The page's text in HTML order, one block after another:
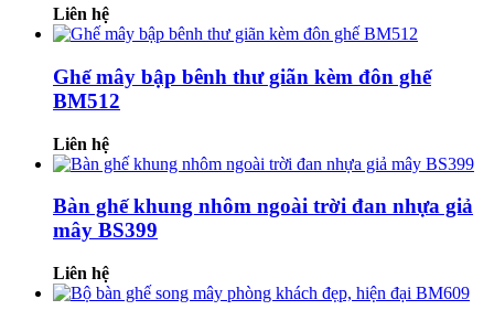
Liên hệ
Ghế mây bập bênh thư giãn kèm đôn ghế
BM512
Liên hệ
Bàn ghế khung nhôm ngoài trời đan nhựa giả
mây BS399
Liên hệ